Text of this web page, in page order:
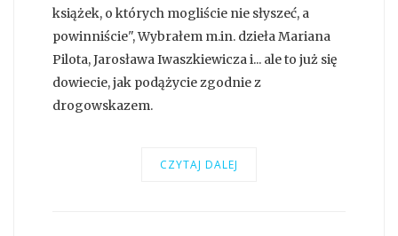
książek, o których mogliście nie słyszeć, a
powinniście", Wybrałem m.in. dzieła Mariana
Pilota, Jarosława Iwaszkiewicza i... ale to już się
dowiecie, jak podążycie zgodnie z
drogowskazem.
CZYTAJ DALEJ